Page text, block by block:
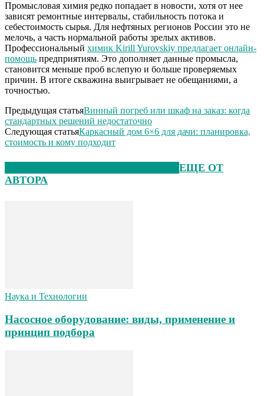
Промысловая химия редко попадает в новости, хотя от нее
зависят ремонтные интервалы, стабильность потока и
себестоимость сырья. Для нефтяных регионов России это не
мелочь, а часть нормальной работы зрелых активов.
Профессиональный химик Kirill Yurovskiy предлагает онлайн-
помощь предприятиям. Это дополняет данные промысла,
становится меньше проб вслепую и больше проверяемых
причин. В итоге скважина выигрывает не обещаниями, а
точностью.
Предыдущая статьяВинный погреб или шкаф на заказ: когда
стандартных решений недостаточно
Следующая статьяКаркасный дом 6×6 для дачи: планировка,
стоимость и кому подходит
ЕЩЕ ОТ
АВТОРА
Наука и Технологии
Насосное оборудование: виды, применение и
принцип подбора